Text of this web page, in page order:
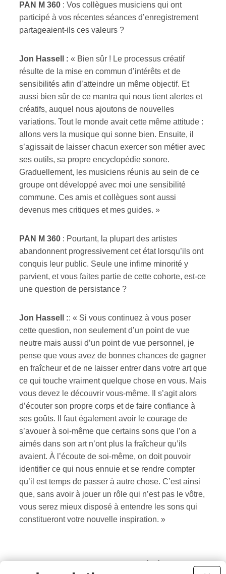
PAN M 360 : Vos collègues musiciens qui ont
participé à vos récentes séances d’enregistrement
partageaient-ils ces valeurs ?
Jon Hassell : « Bien sûr ! Le processus créatif
résulte de la mise en commun d’intérêts et de
sensibilités afin d’atteindre un même objectif. Et
aussi bien sûr de ce mantra qui nous tient alertes et
créatifs, auquel nous ajoutons de nouvelles
variations. Tout le monde avait cette même attitude :
allons vers la musique qui sonne bien. Ensuite, il
s’agissait de laisser chacun exercer son métier avec
ses outils, sa propre encyclopédie sonore.
Graduellement, les musiciens réunis au sein de ce
groupe ont développé avec moi une sensibilité
commune. Ces amis et collègues sont aussi
devenus mes critiques et mes guides. »
PAN M 360 : Pourtant, la plupart des artistes
abandonnent progressivement cet état lorsqu’ils ont
conquis leur public. Seule une infime minorité y
parvient, et vous faites partie de cette cohorte, est-ce
une question de persistance ?
Jon Hassell :: « Si vous continuez à vous poser
cette question, non seulement d’un point de vue
neutre mais aussi d’un point de vue personnel, je
pense que vous avez de bonnes chances de gagner
en fraîcheur et de ne laisser entrer dans votre art que
ce qui touche vraiment quelque chose en vous. Mais
vous devez le découvrir vous-même. Il s’agit alors
d’écouter son propre corps et de faire confiance à
ses goûts. Il faut également avoir le courage de
s’avouer à soi-même que certains sons que l’on a
aimés dans son art n’ont plus la fraîcheur qu’ils
avaient. À l’écoute de soi-même, on doit pouvoir
identifier ce qui nous ennuie et se rendre compter
qu’il est temps de passer à autre chose. C’est ainsi
que, sans avoir à jouer un rôle qui n’est pas le vôtre,
vous serez mieux disposé à entendre les sons qui
constitueront votre nouvelle inspiration. »